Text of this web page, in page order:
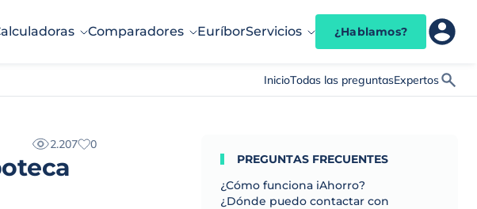
Comparadores EuríborServicios ¿Hablamos?
InicioTodas las preguntasExpertos
2.207 0
PREGUNTAS FRECUENTES
¿Cómo funciona iAhorro?
¿Dónde puedo contactar con